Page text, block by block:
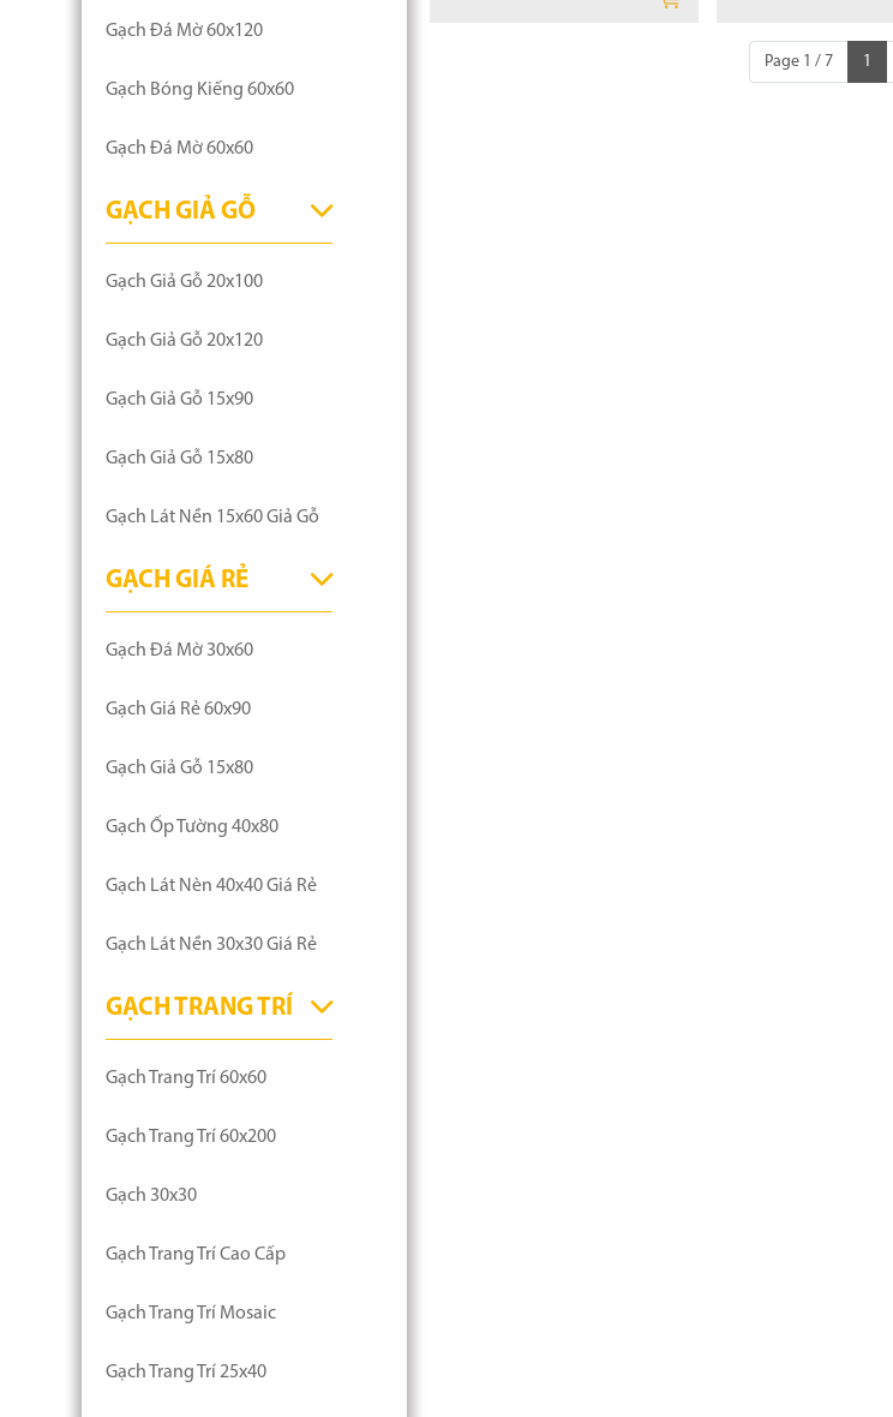
Gạch Đá Mờ 60x120
Gạch Bóng Kiếng 60x60
Gạch Đá Mờ 60x60
GẠCH GIẢ GỖ
Gạch Giả Gỗ 20x100
Gạch Giả Gỗ 20x120
Gạch Giả Gỗ 15x90
Gạch Giả Gỗ 15x80
Gạch Lát Nền 15x60 Giả Gỗ
GẠCH GIÁ RẺ
Gạch Đá Mờ 30x60
Gạch Giá Rẻ 60x90
Gạch Giả Gỗ 15x80
Gạch Ốp Tường 40x80
Gạch Lát Nèn 40x40 Giá Rẻ
Gạch Lát Nền 30x30 Giá Rẻ
GẠCH TRANG TRÍ
Gạch Trang Trí 60x60
Gạch Trang Trí 60x200
Gạch 30x30
Gạch Trang Trí Cao Cấp
Gạch Trang Trí Mosaic
Gạch Trang Trí 25x40
Page 1 / 7 1